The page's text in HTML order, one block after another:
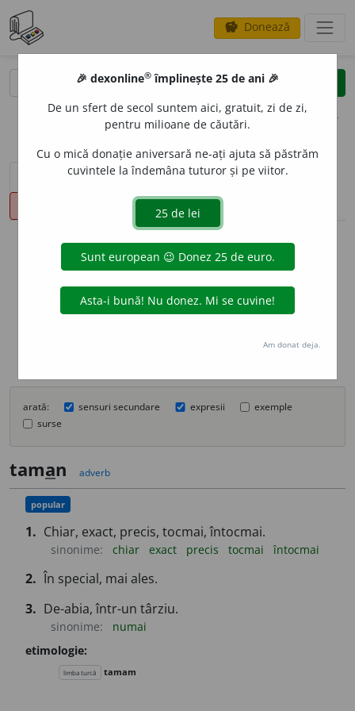
savings Donează
clear
opțiuni
sinteza definițiilor (1) definiții (15)
declinări
info
Aceste definiții sunt compilate de
echipa dexonline. Definițiile
originale se află pe filadefiniții.
Puteți reordona filele pe pagina de
arată: sensuri secundare expresii
exemple
surse
taman adverb
popular
1. Chiar, exact, precis, tocmai, întocmai.
sinonime: chiar exact precis tocmai întocmai
2. În special, mai ales.
3. De-abia, într-un târziu.
sinonime:
numai
etimologie:
limba turcă tamam
🎉 dexonline® împlinește 25 de ani 🎉
De un sfert de secol suntem aici, gratuit, zi de zi,
pentru milioane de căutări.
Cu o mică donație aniversară ne-ați ajuta să păstrăm
cuvintele la îndemâna tuturor și pe viitor.
Am donat deja.